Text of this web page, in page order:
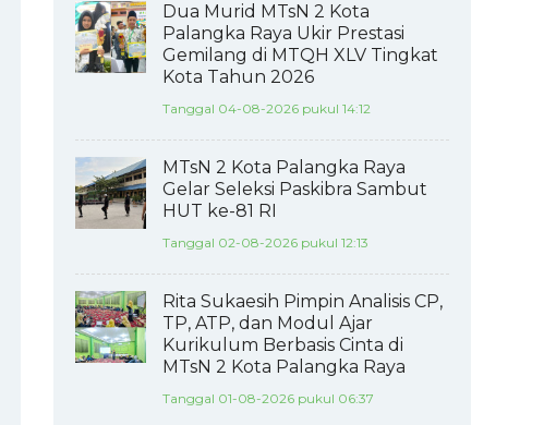
Dua Murid MTsN 2 Kota
Palangka Raya Ukir Prestasi
Gemilang di MTQH XLV Tingkat
Kota Tahun 2026
Tanggal 04-08-2026 pukul 14:12
MTsN 2 Kota Palangka Raya
Gelar Seleksi Paskibra Sambut
HUT ke-81 RI
Tanggal 02-08-2026 pukul 12:13
Rita Sukaesih Pimpin Analisis CP,
TP, ATP, dan Modul Ajar
Kurikulum Berbasis Cinta di
MTsN 2 Kota Palangka Raya
Tanggal 01-08-2026 pukul 06:37